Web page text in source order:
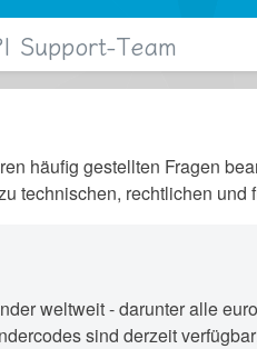
Support-Team
häufig gestellten Fragen
technischen, rechtlichen
weltweit - darunter alle
sind derzeit